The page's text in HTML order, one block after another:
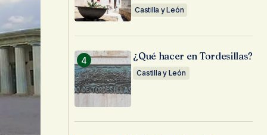
Castilla y León
¿Qué hacer en Tordesillas?
Castilla y León